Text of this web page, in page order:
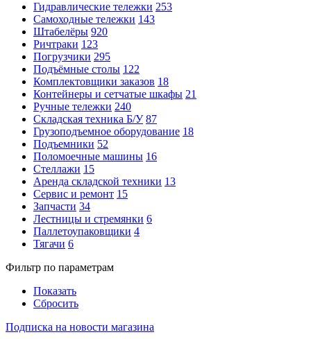
Гидравлические тележки 253
Самоходные тележки 143
Штабелёры 920
Ричтраки 123
Погрузчики 295
Подъёмные столы 122
Комплектовщики заказов 18
Контейнеры и сетчатые шкафы 21
Ручные тележки 240
Складская техника Б/У 87
Грузоподъемное оборудование 18
Подъемники 52
Поломоечные машины 16
Стеллажи 15
Аренда складской техники 13
Сервис и ремонт 15
Запчасти 34
Лестницы и стремянки 6
Паллетоупаковщики 4
Тягачи 6
Фильтр по параметрам
Показать
Сбросить
Подписка на новости магазина